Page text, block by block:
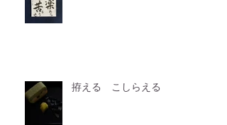
拵える こしらえる